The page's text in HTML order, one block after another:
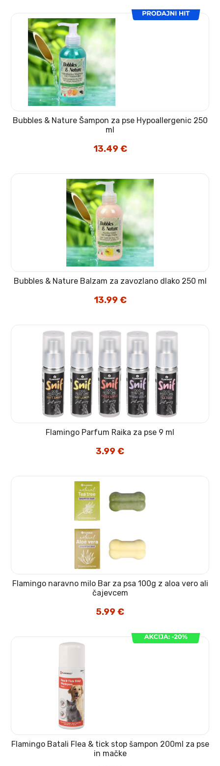
Bubbles & Nature Šampon za pse Hypoallergenic 250
ml
13.49€
Bubbles & Nature Balzam za zavozlano dlako 250 ml
13.99€
Flamingo Parfum Raika za pse 9 ml
3.99€
Flamingo naravno milo Bar za psa 100g z aloa vero ali
čajevcem
5.99€
Flamingo Batali Flea & tick stop šampon 200ml za pse
in mačke